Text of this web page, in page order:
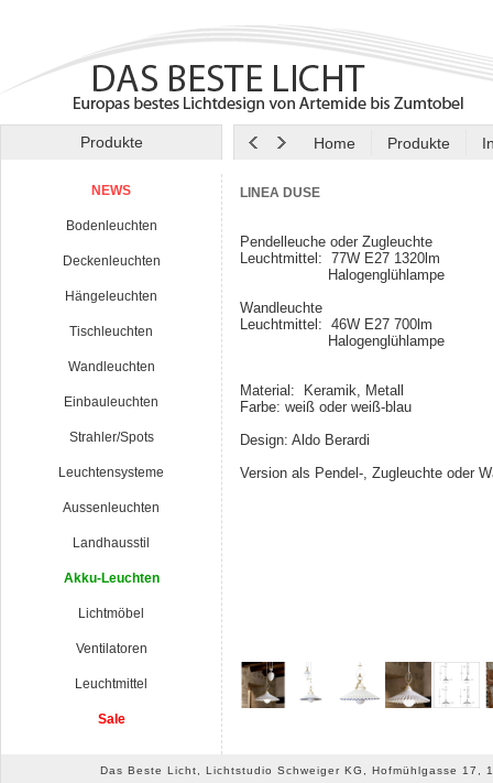
Produkte Home Produkte
NEWS
Bodenleuchten
Deckenleuchten
Hängeleuchten
Tischleuchten
Wandleuchten
Einbauleuchten
Strahler/Spots
Leuchtensysteme
Aussenleuchten
Landhausstil
Akku-Leuchten
Lichtmöbel
Ventilatoren
Leuchtmittel
Sale
LINEA DUSE
Pendelleuche oder Zugleuchte
Leuchtmittel: 77W E27 1320lm
Halogenglühlampe
Wandleuchte
Leuchtmittel: 46W E27 700lm
Halogenglühlampe
Material: Keramik, Metall
Farbe: weiß oder weiß-blau
Design: Aldo Berardi
Version als Pendel-, Zugleuchte oder
Das Beste Licht, Lichtstudio Schweiger KG, Hofmühlgasse